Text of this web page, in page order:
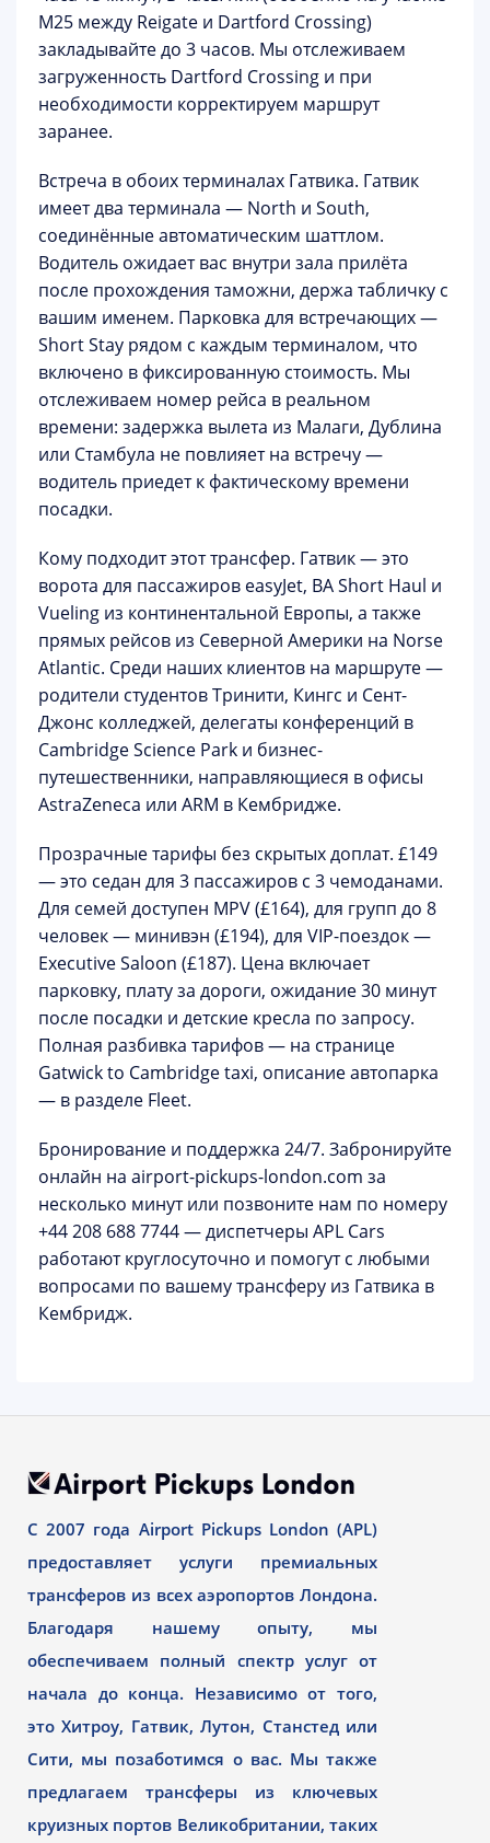
M25 между Reigate и Dartford Crossing)
закладывайте до 3 часов. Мы отслеживаем
загруженность Dartford Crossing и при
необходимости корректируем маршрут
заранее.
Встреча в обоих терминалах Гатвика. Гатвик
имеет два терминала — North и South,
соединённые автоматическим шаттлом.
Водитель ожидает вас внутри зала прилёта
после прохождения таможни, держа табличку с
вашим именем. Парковка для встречающих —
Short Stay рядом с каждым терминалом, что
включено в фиксированную стоимость. Мы
отслеживаем номер рейса в реальном
времени: задержка вылета из Малаги, Дублина
или Стамбула не повлияет на встречу —
водитель приедет к фактическому времени
посадки.
Кому подходит этот трансфер. Гатвик — это
ворота для пассажиров easyJet, BA Short Haul и
Vueling из континентальной Европы, а также
прямых рейсов из Северной Америки на Norse
Atlantic. Среди наших клиентов на маршруте —
родители студентов Тринити, Кингс и Сент-
Джонс колледжей, делегаты конференций в
Cambridge Science Park и бизнес-
путешественники, направляющиеся в офисы
AstraZeneca или ARM в Кембридже.
Прозрачные тарифы без скрытых доплат. £149
— это седан для 3 пассажиров с 3 чемоданами.
Для семей доступен MPV (£164), для групп до 8
человек — минивэн (£194), для VIP-поездок —
Executive Saloon (£187). Цена включает
парковку, плату за дороги, ожидание 30 минут
после посадки и детские кресла по запросу.
Полная разбивка тарифов — на странице
Gatwick to Cambridge taxi, описание автопарка
— в разделе Fleet.
Бронирование и поддержка 24/7. Забронируйте
онлайн на airport-pickups-london.com за
несколько минут или позвоните нам по номеру
+44 208 688 7744— диспетчеры APL Cars
работают круглосуточно и помогут с любыми
вопросами по вашему трансферу из Гатвика в
Кембридж.
С 2007 года Airport Pickups London (APL)
предоставляет услуги премиальных
трансферов из всех аэропортов Лондона.
Благодаря нашему опыту, мы
обеспечиваем полный спектр услуг от
начала до конца. Независимо от того,
это Хитроу, Гатвик, Лутон, Станстед или
Сити, мы позаботимся о вас. Мы также
предлагаем трансферы из ключевых
круизных портов Великобритании, таких